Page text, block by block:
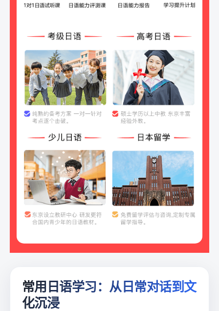
常用日语学习：从日常对话到文
化沉浸